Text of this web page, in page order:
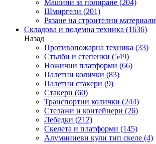
Машини за полиране (204)
Шмиргели (201)
Рязане на строителни материали
Складова и подемна техника (1636)
Назад
Противопожарна техника (33)
Стълби и степенки (549)
Ножични платформи (66)
Палетни колички (83)
Палетни стакери (9)
Стакери (60)
Транспортни колички (244)
Стелажи и контейнери (26)
Лебедки (212)
Скелета и платформи (145)
Алуминиеви кули тип скеле (4)